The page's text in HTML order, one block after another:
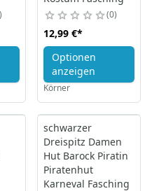
0
12,99 €*
Optionen
anzeigen
Körner
schwarzer
Dreispitz Damen
Hut Barock Piratin
Piratenhut
Karneval Fasching